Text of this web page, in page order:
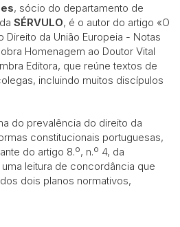
, sócio do departamento de
SÉRVULO, é o autor do artigo «O
Direito da União Europeia - Notas
Homenagem ao Doutor Vital
Editora, que reúne textos de
incluindo muitos discípulos
do prevalência do direito da
constitucionais portuguesas,
do artigo 8.º, n.º 4, da
leitura de concordância que
dois planos normativos,